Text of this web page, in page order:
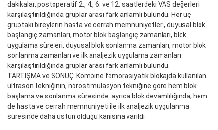
dakikalar, postoperatif 2., 4., 6. ve 12. saatlerdeki VAS değerleri
karşılaştırıldığında gruplar arası fark anlamlı bulundu. Her üç
gruptaki bireylerin hasta ve cerrah memnuniyetleri, duyusal blok
başlangıç zamanları, motor blok başlangıç zamanları, blok
uygulama süreleri, duyusal blok sonlanma zamanları, motor blok
sonlanma zamanları ve ilk analjezik uygulama zamanları
karşılaştırıldığında gruplar arası fark anlamlı bulundu.
TARTIŞMA ve SONUÇ: Kombine femorasiyatik blokajda kullanılan
ultrason tekniğinin, nörostimülasyon tekniğine göre hem blok
başlama ve sonlanma süresinde, ayrıca blok devamlılığında; hem
de hasta ve cerrah memnuniyeti ile ilk analjezik uygulanma
süresinde daha üstün olduğu kanısına varıldı.